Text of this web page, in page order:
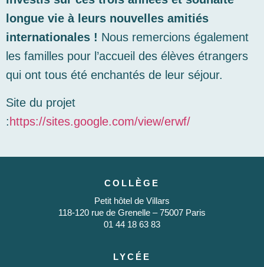
longue vie à leurs nouvelles amitiés
internationales ! Nous remercions également
les familles pour l’accueil des élèves étrangers
qui ont tous été enchantés de leur séjour.
Site du projet
: https://sites.google.com/view/erwf/
COLLÈGE
Petit hôtel de Villars
118-120 rue de Grenelle – 75007 Paris
01 44 18 63 83
LYCÉE